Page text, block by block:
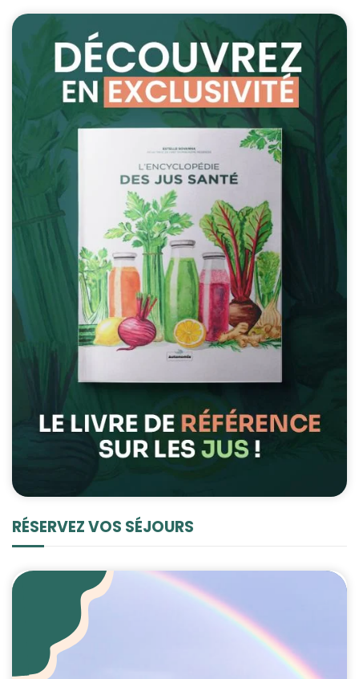
RÉSERVEZ VOS SÉJOURS